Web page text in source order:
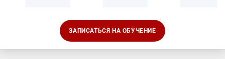
ЗАПИСАТЬСЯ НА ОБУЧЕНИЕ